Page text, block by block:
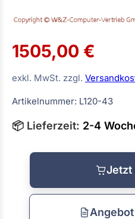
1505,00 €
exkl. MwSt. zzgl.
Artikelnummer: L120-43
📦 Lieferzeit: 2-4
Jetzt